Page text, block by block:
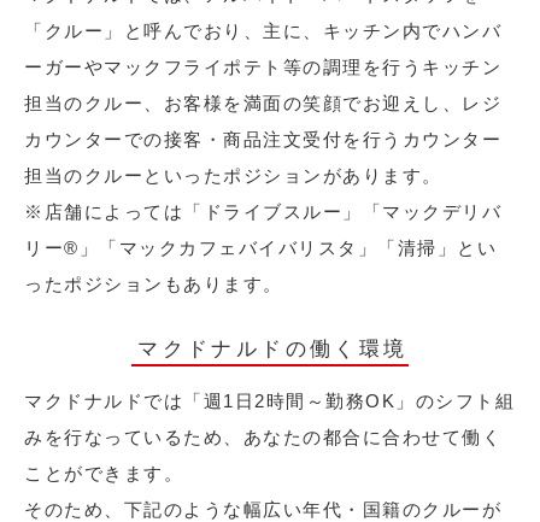
「クルー」と呼んでおり、主に、キッチン内でハンバ
ーガーやマックフライポテト等の調理を行うキッチン
担当のクルー、お客様を満面の笑顔でお迎えし、レジ
カウンターでの接客・商品注文受付を行うカウンター
担当のクルーといったポジションがあります。
※店舗によっては「ドライブスルー」「マックデリバ
リー®︎」「マックカフェバイバリスタ」「清掃」とい
ったポジションもあります。
マクドナルドの働く環境
マクドナルドでは「週1日2時間～勤務OK」のシフト組
みを行なっているため、あなたの都合に合わせて働く
ことができます。
そのため、下記のような幅広い年代・国籍のクルーが